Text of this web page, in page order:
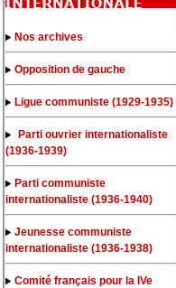
Nos archives
Opposition de gauche
Ligue communiste (1929-1935)
Parti ouvrier internationaliste
(1936-1939)
Parti communiste
internationaliste (1936-1940)
Jeunesse communiste
internationaliste (1936-1938)
Comité français pour la IVe